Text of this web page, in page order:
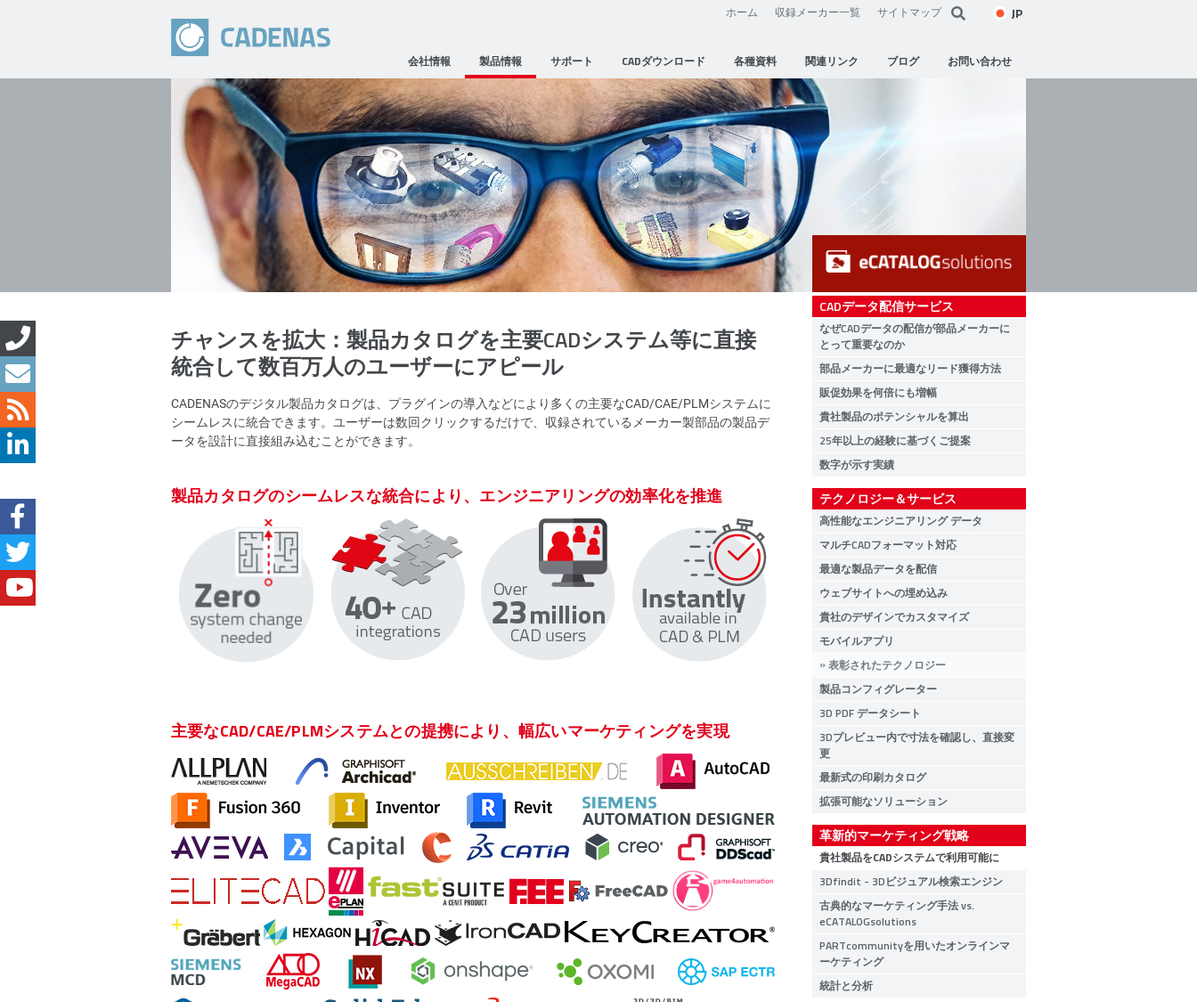
ホーム 収録メーカー一覧 サイトマップ JP
会社情報 製品情報 サポート CADダウンロード 各種資料 関連リンク ブログ お問い合わせ
チャンスを拡大：製品カタログを主要CADシステム等に直接
統合して数百万人のユーザーにアピール
CADENASのデジタル製品カタログは、プラグインの導入などにより多くの主要なCAD/CAE/PLMシステムに
シームレスに統合できます。ユーザーは数回クリックするだけで、収録されているメーカー製部品の製品デ
ータを設計に直接組み込むことができます。
製品カタログのシームレスな統合により、エンジニアリングの効率化を推進
主要なCAD/CAE/PLMシステムとの提携により、幅広いマーケティングを実現
CADデータ配信サービス
なぜCADデータの配信が部品メーカーに
とって重要なのか
部品メーカーに最適なリード獲得方法
販促効果を何倍にも増幅
貴社製品のポテンシャルを算出
25年以上の経験に基づくご提案
数字が示す実績
テクノロジー＆サービス
高性能なエンジニアリング データ
マルチCADフォーマット対応
最適な製品データを配信
ウェブサイトへの埋め込み
貴社のデザインでカスタマイズ
モバイルアプリ
表彰されたテクノロジー
製品コンフィグレーター
3D PDF データシート
3Dプレビュー内で寸法を確認し、直接変
更
最新式の印刷カタログ
拡張可能なソリューション
革新的マーケティング戦略
貴社製品をCADシステムで利用可能に
3Dfindit - 3Dビジュアル検索エンジン
古典的なマーケティング手法 vs.
eCATALOGsolutions
PARTcommunityを用いたオンラインマ
ーケティング
統計と分析